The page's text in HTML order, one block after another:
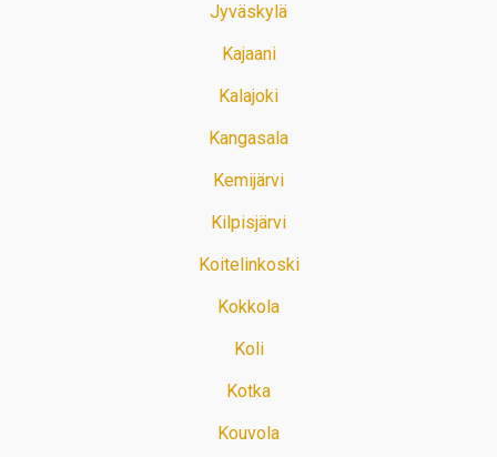
Jyväskylä
Kajaani
Kalajoki
Kangasala
Kemijärvi
Kilpisjärvi
Koitelinkoski
Kokkola
Koli
Kotka
Kouvola